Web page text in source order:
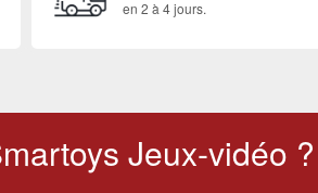
en 2 à 4 jours.
Jeux-vidéo ?